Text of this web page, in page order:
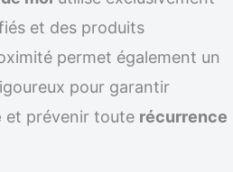
et des produits
permet également un
pour garantir
et prévenir toute récurrence